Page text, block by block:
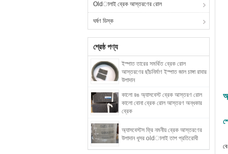
Oldালাই ব্রেক আস্তরণের রোল
ঘর্ষণ ডিস্ক
শ্রেষ্ঠ পণ্য
ইস্পাত তারের সমর্থিত ব্রেক রোল
আস্তরণের ছাঁচনির্মাণ ইস্পাত জাল চাঙ্গা রাবার
উপাদান
কালো রঙ অ্যাসবেস্ট ব্রেক আস্তরণ রোল
কালো বোনা ব্রেক রোল আস্তরণ অন্ধকার
ব্রেক
অ্যাসবেস্টস ফ্রি নমনীয় ব্রেক আস্তরণের
উপাদান ধূসর oldালাই তাপ প্রতিরোধী